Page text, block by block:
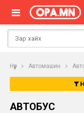
Нүүр Автомашин
АВТОБУС